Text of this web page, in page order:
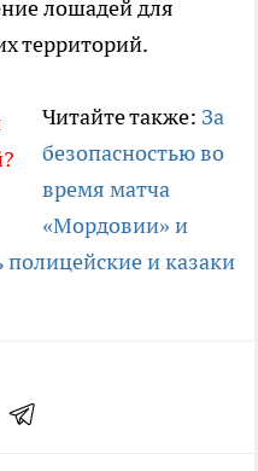
лошадей для
территорий.
Читайте также: За
безопасностью во
время матча
«Мордовии» и
полицейские и казаки